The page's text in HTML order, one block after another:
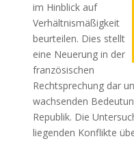
im Hinblick auf
Verhältnismäßigkeit
beurteilen. Dies stellt
eine Neuerung in der
französischen
Rechtsprechung dar
wachsenden
Republik. Die
liegenden Konflikte